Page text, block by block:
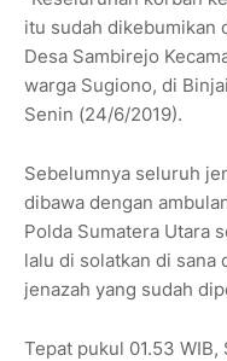
itu sudah dikebumikan
Desa Sambirejo
warga Sugiono, di
Senin (24/6/2019).
Sebelumnya seluruh
dibawa dengan
Polda Sumatera Utara
lalu di solatkan di sana
jenazah yang sudah
Tepat pukul 01.53